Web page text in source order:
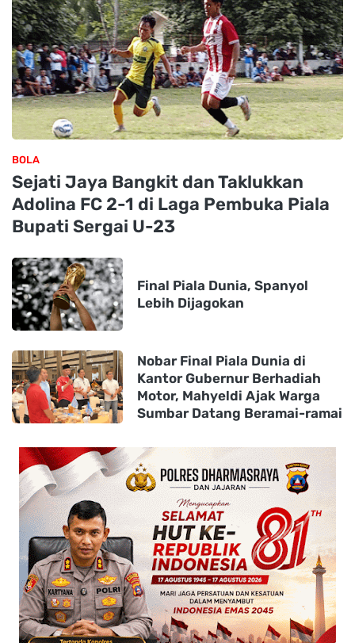
BOLA
Sejati Jaya Bangkit dan Taklukkan
Adolina FC 2-1 di Laga Pembuka Piala
Bupati Sergai U-23
Final Piala Dunia, Spanyol
Lebih Dijagokan
Nobar Final Piala Dunia di
Kantor Gubernur Berhadiah
Motor, Mahyeldi Ajak Warga
Sumbar Datang Beramai-ramai